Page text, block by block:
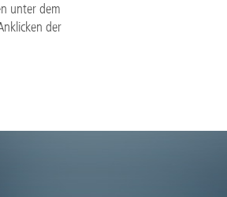
unter dem
der